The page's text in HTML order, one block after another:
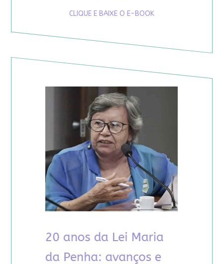
CLIQUE E BAIXE O E-BOOK